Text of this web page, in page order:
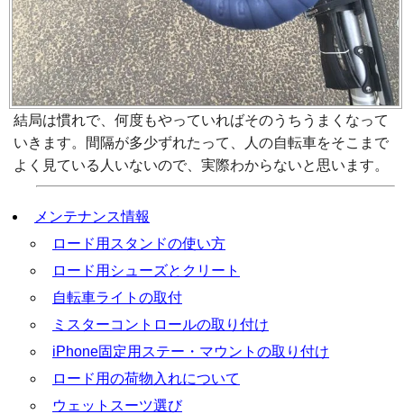
結局は慣れで、何度もやっていればそのうちうまくなって
いきます。間隔が多少ずれたって、人の自転車をそこまで
よく見ている人いないので、実際わからないと思います。
メンテナンス情報
ロード用スタンドの使い方
ロード用シューズとクリート
自転車ライトの取付
ミスターコントロールの取り付け
iPhone固定用ステー・マウントの取り付け
ロード用の荷物入れについて
ウェットスーツ選び